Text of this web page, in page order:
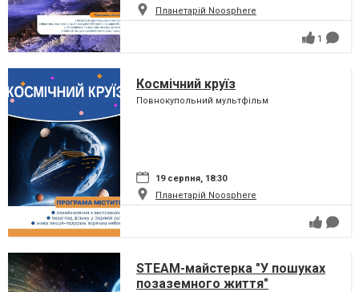
Планетарій Noosphere
1
Космічний круїз
Повнокупольний мультфільм
19 серпня, 18:30
Планетарій Noosphere
STEAM-майстерка "У пошуках
позаземного життя"